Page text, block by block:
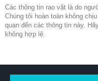
Các thông tin rao vặt là do
Chúng tôi hoàn toàn không
quan đến các thông tin này.
không hợp lệ.